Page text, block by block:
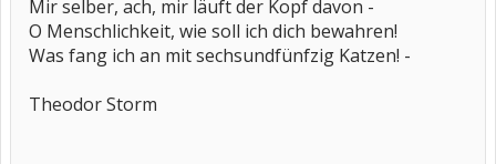
Mir selber, ach, mir läuft der Kopf davon -
O Menschlichkeit, wie soll ich dich bewahren!
Was fang ich an mit sechsundfünfzig Katzen! -
Theodor Storm